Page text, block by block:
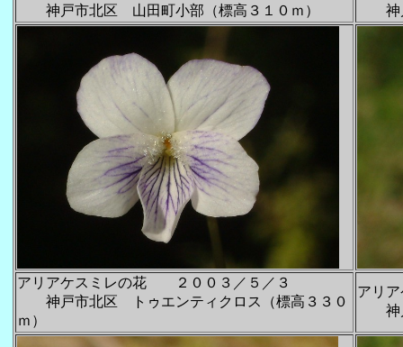
神戸市北区 山田町小部（標高３１０ｍ）
神戸
アリアケスミレの花 ２００３／５／３
神戸市北区 トゥエンティクロス（標高３３０
ｍ）
アリ
神戸